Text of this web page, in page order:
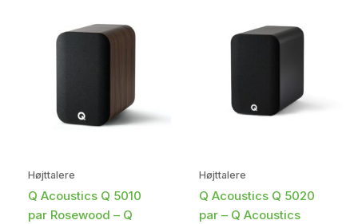
Højttalere
Q Acoustics Q 5010
par Rosewood – Q
Højttalere
Q Acoustics Q 5020
par – Q Acoustics